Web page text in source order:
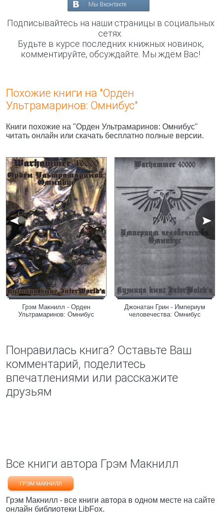
Мы Вконтакте
Подписывайтесь на наши страницы в социальных
сетях.
Будьте в курсе последних книжных новинок,
комментируйте, обсуждайте. Мы ждём Вас!
Похожие книги на "Орден
Ультрамаринов: Омнибус"
Книги похожие на "Орден Ультрамаринов: Омнибус"
читать онлайн или скачать бесплатно полные версии.
Грэм Макнилл - Орден
Ультрамаринов: Омнибус
Джонатан Грин - Империум
человечества: Омнибус
Понравилась книга? Оставьте Ваш
комментарий, поделитесь
впечатлениями или расскажите
друзьям
Все книги автора Грэм Макнилл
ГРЭМ МАКНИЛЛ
Грэм Макнилл - все книги автора в одном месте на сайте
онлайн библиотеки LibFox.